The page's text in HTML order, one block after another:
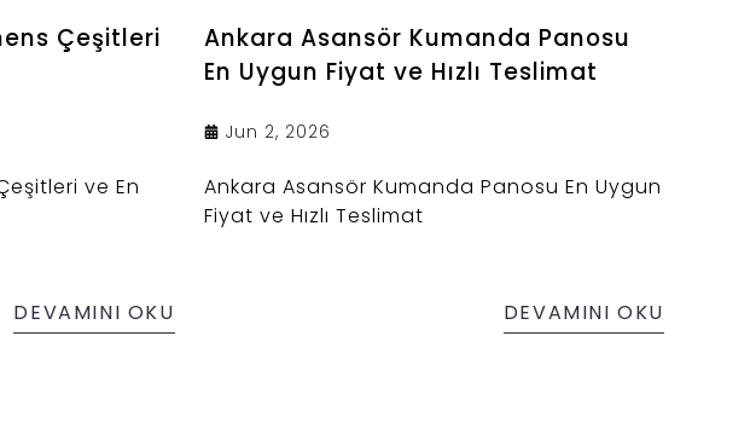
Çeşitleri
ve En
DEVAMINI OKU
Ankara Asansör Kumanda Panosu
En Uygun Fiyat ve Hızlı Teslimat
Jun 2, 2026
Ankara Asansör Kumanda Panosu En Uygun
Fiyat ve Hızlı Teslimat
DEVAMINI OKU